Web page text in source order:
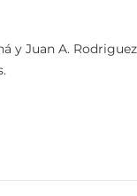
y Juan A.
(ver foto) - U$S